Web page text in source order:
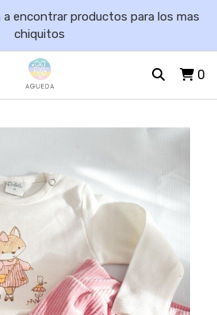
a encontrar productos para los mas
chiquitos
0